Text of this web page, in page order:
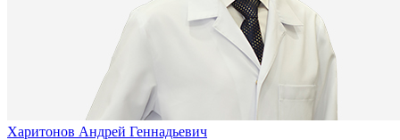
Харитонов Андрей Геннадьевич